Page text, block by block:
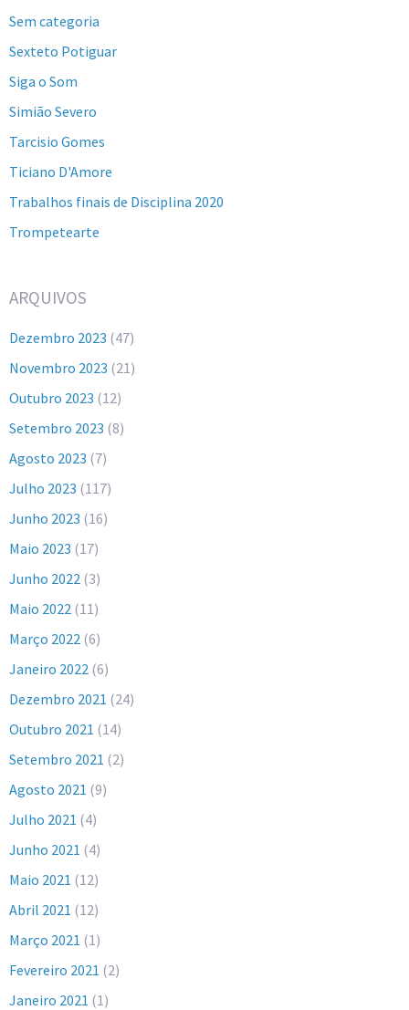
Sem categoria
Sexteto Potiguar
Siga o Som
Simião Severo
Tarcisio Gomes
Ticiano D'Amore
Trabalhos finais de Disciplina 2020
Trompetearte
ARQUIVOS
Dezembro 2023 (47)
Novembro 2023 (21)
Outubro 2023 (12)
Setembro 2023 (8)
Agosto 2023 (7)
Julho 2023 (117)
Junho 2023 (16)
Maio 2023 (17)
Junho 2022 (3)
Maio 2022 (11)
Março 2022 (6)
Janeiro 2022 (6)
Dezembro 2021 (24)
Outubro 2021 (14)
Setembro 2021 (2)
Agosto 2021 (9)
Julho 2021 (4)
Junho 2021 (4)
Maio 2021 (12)
Abril 2021 (12)
Março 2021 (1)
Fevereiro 2021 (2)
Janeiro 2021 (1)